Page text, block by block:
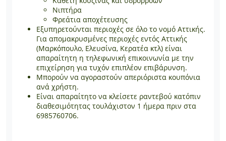
Νιπτήρα
Φρεάτια αποχέτευσης
Εξυπηρετούνται περιοχές σε όλο το νομό Αττικής.
Για απομακρυσμένες περιοχές εντός Αττικής
(Μαρκόπουλο, Ελευσίνα, Κερατέα κτλ) είναι
απαραίτητη η τηλεφωνική επικοινωνία με την
επιχείρηση για τυχόν επιπλέον επιβάρυνση.
Μπορούν να αγοραστούν απεριόριστα κουπόνια
ανά χρήστη.
Είναι απαραίτητο να κλείσετε ραντεβού κατόπιν
διαθεσιμότητας τουλάχιστον 1 ήμερα πριν στα
6985760706.